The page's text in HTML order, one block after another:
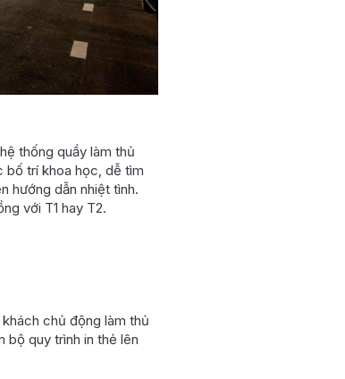
thống quầy làm thủ
bố trí khoa học, dễ tìm
hướng dẫn nhiệt tình.
với T1 hay T2.
chủ động làm thủ
bộ quy trình in thẻ lên